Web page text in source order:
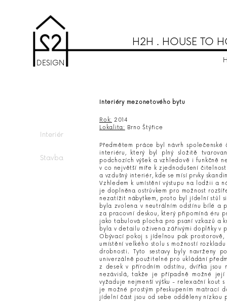
H2H . HOUSE TO
DESIGN
Interiér
Stavba
Interiéry mezonetového bytu
Rok: 2014
Lokalita: Brno Štýřice
Předmětem práce byl návrh
interiéru, který byl plný složitě
podchozích výšek a vzhledově i funkčně
v co největší míře k zjednodušení
a vzdušný interiér, kde se mísí prvky
Vzhledem k umístění výstupu na lodžii a
je doplněna ostrůvkem pro možnost
nezatížit nábytkem, proto byl jídelní stůl
byla zvolena v neutrálním odstínu bílé a
za pracovní deskou, který připomíná éru
jako tabulová plocha pro psaní vzkazů a
byla v detailu oživena zářivými doplňky v
Obývací pokoj s jídelnou pak prostorově,
umístění velkého stolu s možností
drobnosti. Tyto sestavy byly navrženy
univerzálně použitelné pro ukládání
z desek v přírodním odstínu, dvířka
nezávislá, takže je případně možné
vyžaduje nejmenší výšku - relexační kout
je možné prostým přeskupením matrací
jídelní část jsou od sebe odděleny nízkou